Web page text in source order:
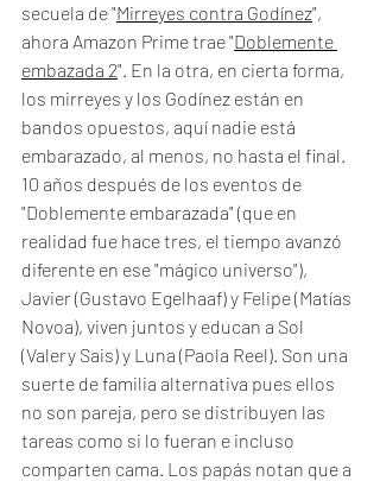
secuela de "Mirreyes contra Godínez",
ahora Amazon Prime trae "Doblemente
embazada 2". En la otra, en cierta forma,
los mirreyes y los Godínez están en
bandos opuestos, aquí nadie está
embarazado, al menos, no hasta el final.
10 años después de los eventos de
"Doblemente embarazada" (que en
realidad fue hace tres, el tiempo avanzó
diferente en ese "mágico universo"),
Javier (Gustavo Egelhaaf) y Felipe (Matías
Novoa), viven juntos y educan a Sol
(Valery Sais) y Luna (Paola Reel). Son una
suerte de familia alternativa pues ellos
no son pareja, pero se distribuyen las
tareas como si lo fueran e incluso
comparten cama. Los papás notan que a